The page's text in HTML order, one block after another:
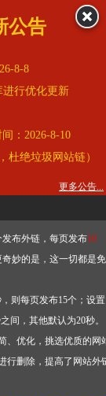
链只是一个简便而集成
，那您可以使用超级外
发布外链，到友情链接
，它是动态的链接，
，最终使搜索引擎收录带
发布外链，每页发布10
妙的是，这一切都是免
则每页发布15个；设置
间，其他默认为20秒
、优化，挑选优质的网
行删除，提高了网站外
，
查看展示页面
公告
8-8
进行优化更新
：2026-8-10
杜绝垃圾网站链）
更多公告...